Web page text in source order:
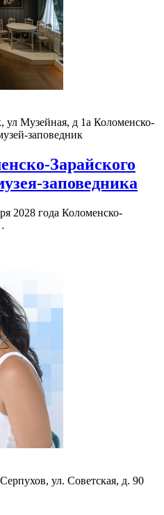
ул Музейная, д 1а Коломенско-
заповедник
Зарайского
заповедника
2028 года Коломенско-
ул. Советская, д. 90